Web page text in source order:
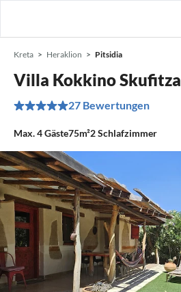
Kreta Heraklion Pitsidia
Villa Kokkino Skufitza
27 Bewertungen
Max.4Gäste75m²2Schlafzimmer